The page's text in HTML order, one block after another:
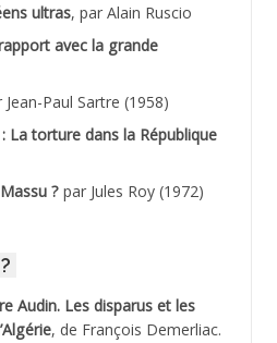
ultras, par Alain Ruscio
avec la grande
Jean-Paul Sartre (1958)
La torture dans la République
? par Jules Roy (1972)
Audin. Les disparus et les
, de François Demerliac.